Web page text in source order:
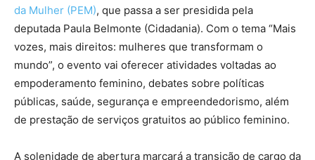
da Mulher (PEM), que passa a ser presidida pela
deputada Paula Belmonte (Cidadania). Com o tema “Mais
vozes, mais direitos: mulheres que transformam o
mundo”, o evento vai oferecer atividades voltadas ao
empoderamento feminino, debates sobre políticas
públicas, saúde, segurança e empreendedorismo, além
de prestação de serviços gratuitos ao público feminino.
A solenidade de abertura marcará a transição de cargo da